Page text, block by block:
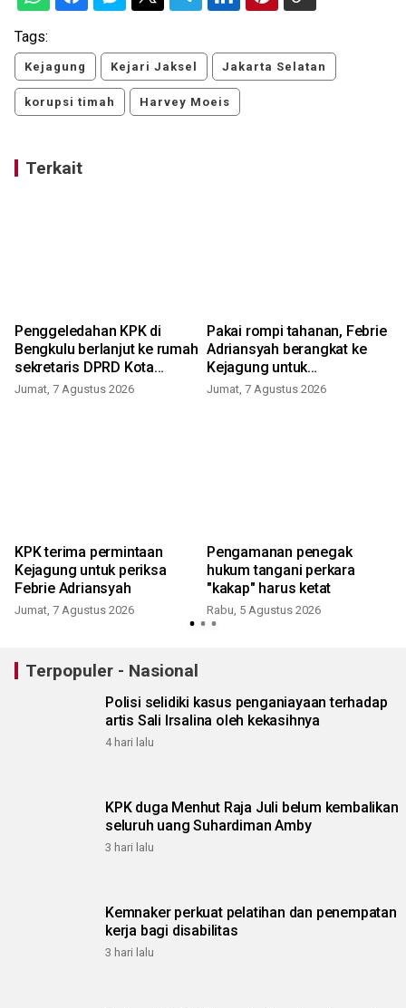
Tags:
Kejagung Kejari Jaksel Jakarta Selatan
korupsi timah Harvey Moeis
Terkait
Penggeledahan KPK di
Bengkulu berlanjut ke rumah
sekretaris DPRD Kota
Bengkulu
Jumat, 7 Agustus 2026
Pakai rompi tahanan, Febrie
Adriansyah berangkat ke
Kejagung untuk
pemeriksaan
Jumat, 7 Agustus 2026
KPK terima permintaan
Kejagung untuk periksa
Febrie Adriansyah
Jumat, 7 Agustus 2026
Pengamanan penegak
hukum tangani perkara
"kakap" harus ketat
Rabu, 5 Agustus 2026
Terpopuler - Nasional
Polisi selidiki kasus penganiayaan terhadap
artis Sali Irsalina oleh kekasihnya
4 hari lalu
KPK duga Menhut Raja Juli belum kembalikan
seluruh uang Suhardiman Amby
3 hari lalu
Kemnaker perkuat pelatihan dan penempatan
kerja bagi disabilitas
3 hari lalu